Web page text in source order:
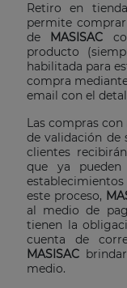
Retiro en
permite
de MASISAC
producto
habilitada para
compra
email con el
Las compras
de validación de
clientes
que ya
este proceso,
al medio de
tienen la
cuenta de
MASISAC
medio.